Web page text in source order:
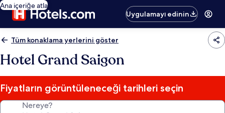
Ana içeriğe atla
Uygulamayı edinin
Tüm konaklama yerlerini göster
Hotel Grand Saigon
Fiyatların görüntüleneceği tarihleri seçin
Nereye?